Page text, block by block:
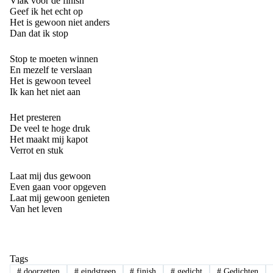
Geef ik het echt op
Het is gewoon niet anders
Dan dat ik stop
Stop te moeten winnen
En mezelf te verslaan
Het is gewoon teveel
Ik kan het niet aan
Het presteren
De veel te hoge druk
Het maakt mij kapot
Verrot en stuk
Laat mij dus gewoon
Even gaan voor opgeven
Laat mij gewoon genieten
Van het leven
Tags